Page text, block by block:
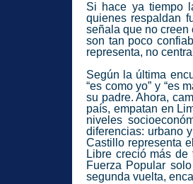
Si hace ya tiempo
quienes respaldan
señala que no creen
son tan poco
representa, no
Según la última
“es como yo” y “es
su padre. Ahora,
país, empatan en
niveles
diferencias: urbano
Castillo representa
Libre creció más
Fuerza Popular
segunda vuelta,